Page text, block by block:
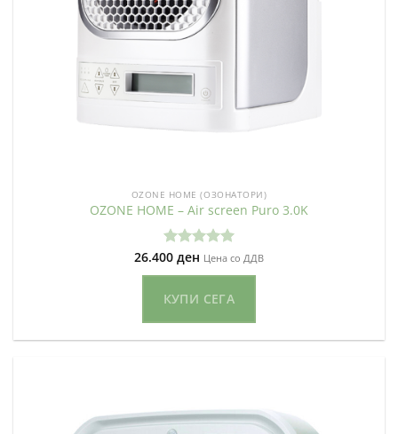
OZONE HOME (ОЗОНАТОРИ)
OZONE HOME – Air screen Puro 3.0K
Оценето
26.400 ден Цена со ДДВ
КУПИ СЕГА